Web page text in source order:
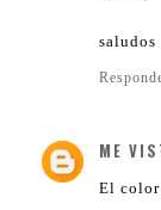
saludos
ME
El